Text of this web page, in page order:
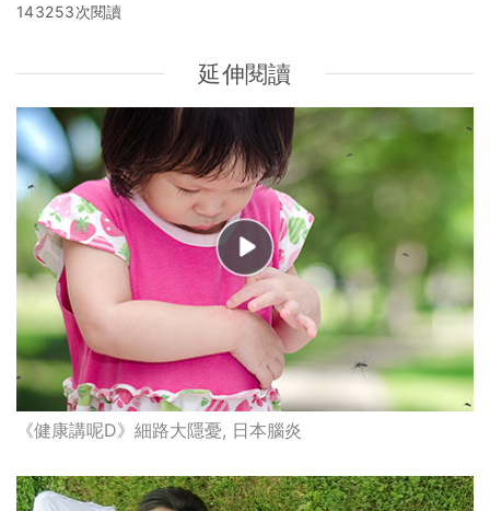
143253次閱讀
延伸閱讀
《健康講呢D》細路大隱憂, 日本腦炎